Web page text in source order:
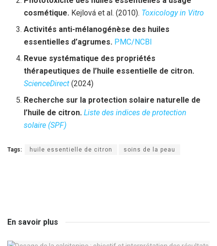
cosmétique. Kejlová et al. (2010). Toxicology in Vitro
Activités anti-mélanogénèse des huiles
essentielles d’agrumes. PMC/NCBI
Revue systématique des propriétés
thérapeutiques de l’huile essentielle de citron.
ScienceDirect (2024)
Recherche sur la protection solaire naturelle de
l’huile de citron. Liste des indices de protection
solaire (SPF)
Tags: huile essentielle de citron soins de la peau
En savoir plus